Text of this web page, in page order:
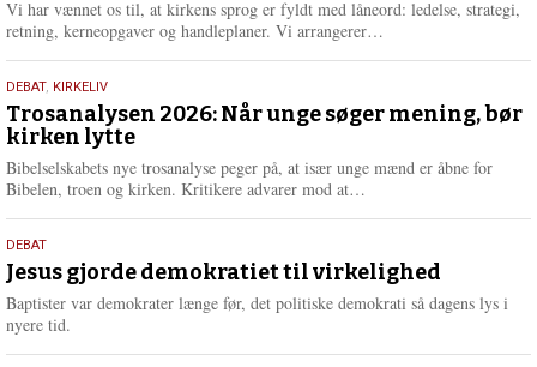
e
Vi har vænnet os til, at kirkens sprog er fyldt med låneord: ledelse, strategi,
retning, kerneopgaver og handleplaner. Vi arrangerer…
e
2.
juni
2026
DEBAT, KIRKELIV
Trosanalysen 2026: Når unge søger mening, bør
kirken lytte
Bibelselskabets nye trosanalyse peger på, at især unge mænd er åbne for
Bibelen, troen og kirken. Kritikere advarer mod at…
e
e
18.
maj
2026
DEBAT
Jesus gjorde demokratiet til virkelighed
Baptister var demokrater længe før, det politiske demokrati så dagens lys i
nyere tid.